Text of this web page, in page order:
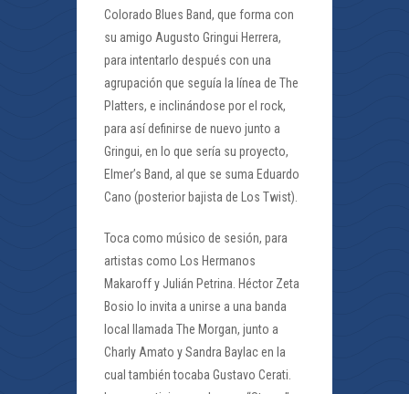
Colorado Blues Band, que forma con
su amigo Augusto Gringui Herrera,
para intentarlo después con una
agrupación que seguía la línea de The
Platters, e inclinándose por el rock,
para así definirse de nuevo junto a
Gringui, en lo que sería su proyecto,
Elmer’s Band, al que se suma Eduardo
Cano (posterior bajista de Los Twist).
Toca como músico de sesión, para
artistas como Los Hermanos
Makaroff y Julián Petrina. Héctor Zeta
Bosio lo invita a unirse a una banda
local llamada The Morgan, junto a
Charly Amato y Sandra Baylac en la
cual también tocaba Gustavo Cerati.